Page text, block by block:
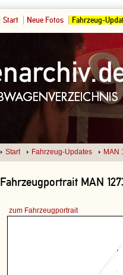
Start Neue Fotos Fahrzeug-
Start Fahrzeug-Updates MAN
Fahrzeugportrait MAN
zum Fahrzeugportrait